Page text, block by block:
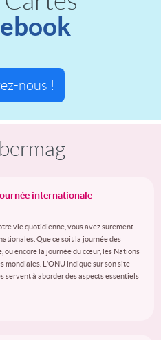
nous !
internationale
vie quotidienne, vous avez surement
Que ce soit la journée des
ou encore la journée du cœur, les Nations
mondiales. L’ONU indique sur son site
servent à aborder des aspects essentiels